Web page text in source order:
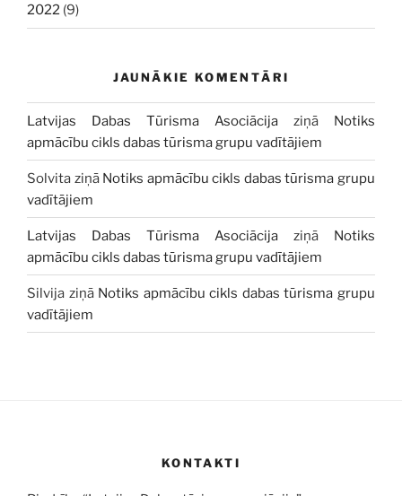
2022 (9)
JAUNĀKIE KOMENTĀRI
Latvijas Dabas Tūrisma Asociācija ziņā Notiks
apmācību cikls dabas tūrisma grupu vadītājiem
Solvita ziņā Notiks apmācību cikls dabas tūrisma grupu
vadītājiem
Latvijas Dabas Tūrisma Asociācija ziņā Notiks
apmācību cikls dabas tūrisma grupu vadītājiem
Silvija ziņā Notiks apmācību cikls dabas tūrisma grupu
vadītājiem
KONTAKTI